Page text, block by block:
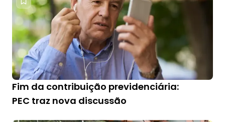
Fim da contribuição previdenciária:
PEC traz nova discussão